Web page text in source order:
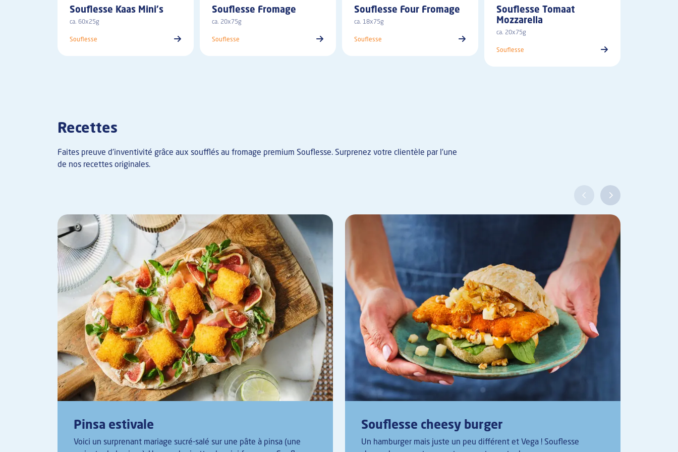
Souflesse Kaas Mini's
ca. 60x25g
Souflesse
Souflesse Fromage
ca. 20x75g
Souflesse
Souflesse Four Fromage
ca. 18x75g
Souflesse
Souflesse Tomaat
Mozzarella
ca. 20x75g
Souflesse
Recettes
Faites preuve d'inventivité grâce aux soufflés au fromage premium Souflesse. Surprenez votre clientèle par l'une
de nos recettes originales.
Pinsa estivale
Voici un surprenant mariage sucré-salé sur une pâte à pinsa (une
Souflesse cheesy burger
Un hamburger mais juste un peu différent et Vega ! Souflesse